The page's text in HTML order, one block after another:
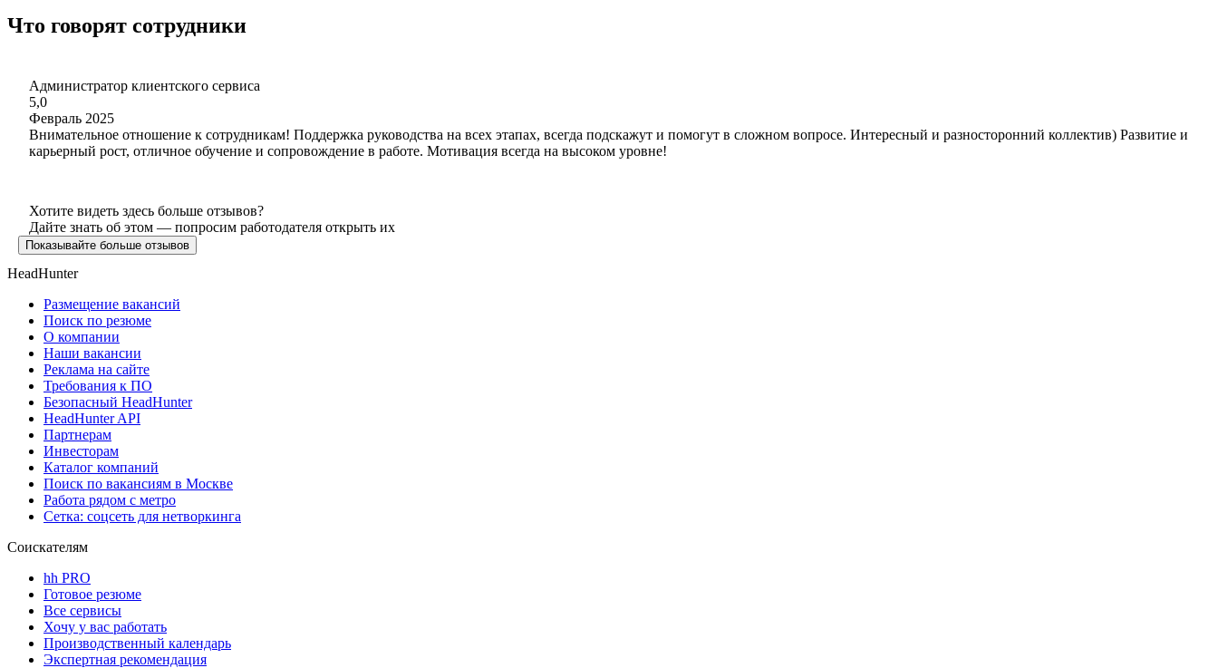
Что говорят сотрудники
Администратор клиентского сервиса
5,0
Февраль 2025
Внимательное отношение к сотрудникам! Поддержка руководства на всех этапах, всегда подскажут и помогут в сложном вопросе. Интересный и разносторонний коллектив) Развитие и
карьерный рост, отличное обучение и сопровождение в работе. Мотивация всегда на высоком уровне!
Хотите видеть здесь больше отзывов?
Дайте знать об этом — попросим работодателя открыть их
Показывайте больше отзывов
HeadHunter
Размещение вакансий
Поиск по резюме
О компании
Наши вакансии
Реклама на сайте
Требования к ПО
Безопасный HeadHunter
HeadHunter API
Партнерам
Инвесторам
Каталог компаний
Поиск по вакансиям в Москве
Работа рядом с метро
Сетка: соцсеть для нетворкинга
Соискателям
hh PRO
Готовое резюме
Все сервисы
Хочу у вас работать
Производственный календарь
Экспертная рекомендация